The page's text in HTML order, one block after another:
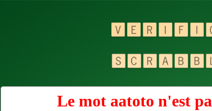
Le mot aatoto n'est